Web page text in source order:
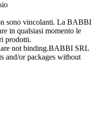
sono vincolanti. La BABBI
in qualsiasi momento le
prodotti.
are not binding.BABBI SRL
and/or packages without